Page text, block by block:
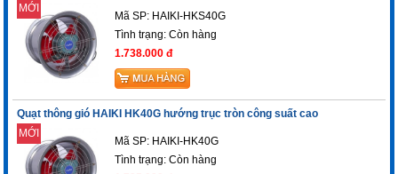
MỚI
Mã SP: HAIKI-HKS40G
Tình trạng:Còn hàng
1.738.000 đ
Quạt thông gió HAIKI HK40G hướng trục tròn công suất cao
MỚI
Mã SP: HAIKI-HK40G
Tình trạng:Còn hàng